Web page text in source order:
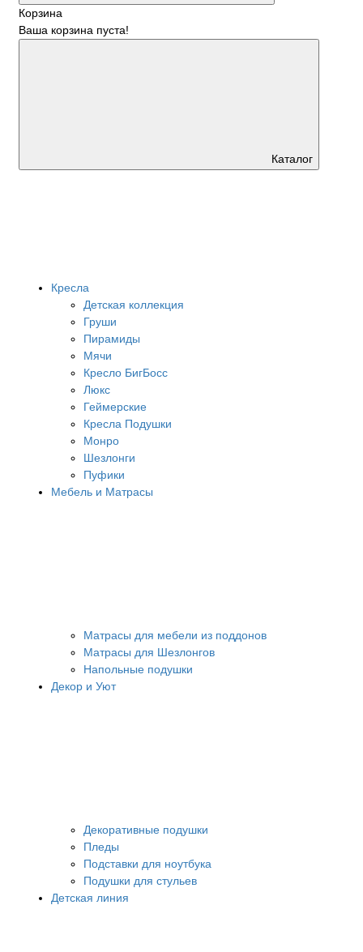
Корзина
Ваша корзина пуста!
Каталог
Кресла
Детская коллекция
Груши
Пирамиды
Мячи
Кресло БигБосс
Люкс
Геймерские
Кресла Подушки
Монро
Шезлонги
Пуфики
Мебель и Матрасы
Матрасы для мебели из поддонов
Матрасы для Шезлонгов
Напольные подушки
Декор и Уют
Декоративные подушки
Пледы
Подставки для ноутбука
Подушки для стульев
Детская линия